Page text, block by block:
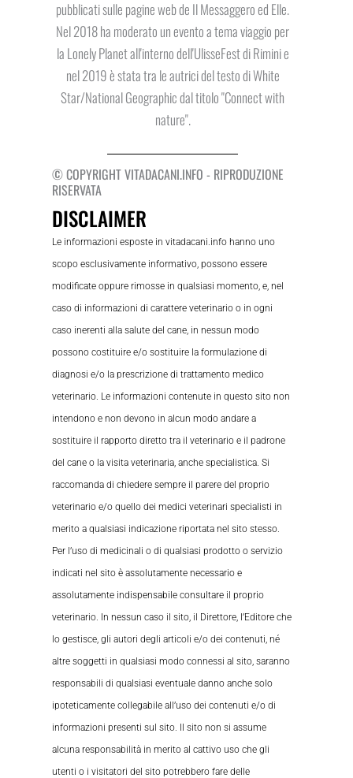
pubblicati sulle pagine web de Il Messaggero ed Elle.
Nel 2018 ha moderato un evento a tema viaggio per
la Lonely Planet all'interno dell'UlisseFest di Rimini e
nel 2019 è stata tra le autrici del testo di White
Star/National Geographic dal titolo "Connect with
nature".
© COPYRIGHT VITADACANI.INFO - RIPRODUZIONE
RISERVATA
DISCLAIMER
Le informazioni esposte in vitadacani.info hanno uno
scopo esclusivamente informativo, possono essere
modificate oppure rimosse in qualsiasi momento, e, nel
caso di informazioni di carattere veterinario o in ogni
caso inerenti alla salute del cane, in nessun modo
possono costituire e/o sostituire la formulazione di
diagnosi e/o la prescrizione di trattamento medico
veterinario. Le informazioni contenute in questo sito non
intendono e non devono in alcun modo andare a
sostituire il rapporto diretto tra il veterinario e il padrone
del cane o la visita veterinaria, anche specialistica. Si
raccomanda di chiedere sempre il parere del proprio
veterinario e/o quello dei medici veterinari specialisti in
merito a qualsiasi indicazione riportata nel sito stesso.
Per l’uso di medicinali o di qualsiasi prodotto o servizio
indicati nel sito è assolutamente necessario e
assolutamente indispensabile consultare il proprio
veterinario. In nessun caso il sito, il Direttore, l’Editore che
lo gestisce, gli autori degli articoli e/o dei contenuti, né
altre soggetti in qualsiasi modo connessi al sito, saranno
responsabili di qualsiasi eventuale danno anche solo
ipoteticamente collegabile all’uso dei contenuti e/o di
informazioni presenti sul sito. Il sito non si assume
alcuna responsabilità in merito al cattivo uso che gli
utenti o i visitatori del sito potrebbero fare delle